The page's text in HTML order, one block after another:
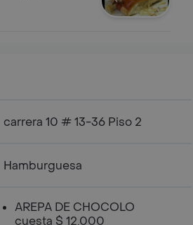
realish y
carrera 10 # 13-36 Piso 2
Hamburguesa
AREPA DE CHOCOLO
cuesta $ 12.000